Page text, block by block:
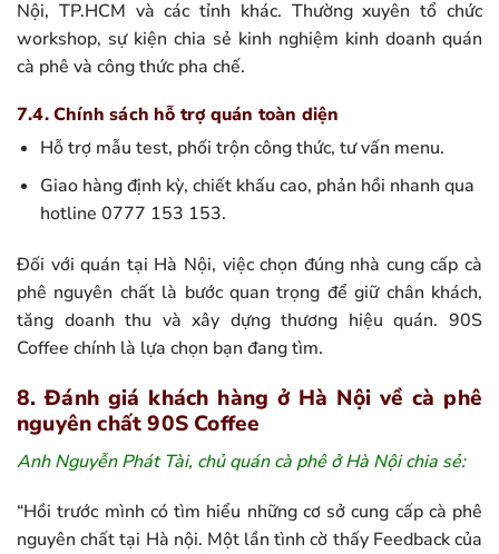
Nội, TP.HCM và các tỉnh khác. Thường xuyên tổ chức
workshop, sự kiện chia sẻ kinh nghiệm kinh doanh quán
cà phê và công thức pha chế.
7.4. Chính sách hỗ trợ quán toàn diện
Hỗ trợ mẫu test, phối trộn công thức, tư vấn menu.
Giao hàng định kỳ, chiết khấu cao, phản hồi nhanh qua
hotline 0777 153 153.
Đối với quán tại Hà Nội, việc chọn đúng nhà cung cấp cà
phê nguyên chất là bước quan trọng để giữ chân khách,
tăng doanh thu và xây dựng thương hiệu quán. 90S
Coffee chính là lựa chọn bạn đang tìm.
8. Đánh giá khách hàng ở Hà Nội về cà phê
nguyên chất 90S Coffee
Anh Nguyễn Phát Tài, chủ quán cà phê ở Hà Nội chia sẻ:
“Hồi trước mình có tìm hiểu những cơ sở cung cấp cà phê
nguyên chất tại Hà nội. Một lần tình cờ thấy Feedback của